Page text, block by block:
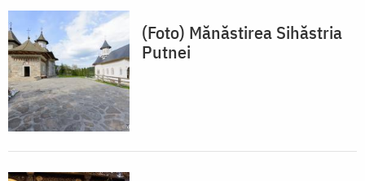
(Foto) Mănăstirea Sihăstria
Putnei